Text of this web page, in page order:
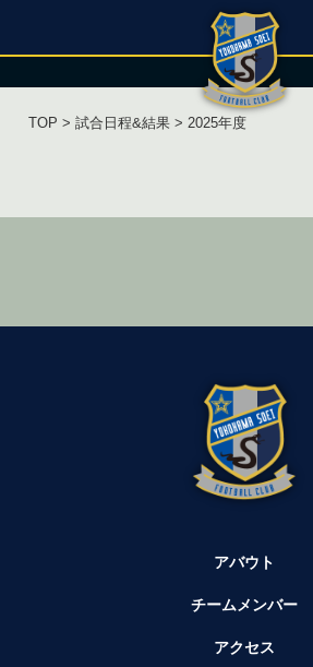
TOP > 試合日程&結果 > 2025年度
アバウト
チームメンバー
アクセス